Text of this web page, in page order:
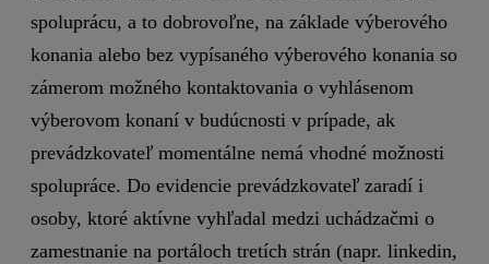
spoluprácu, a to dobrovoľne, na základe výberového
konania alebo bez vypísaného výberového konania so
zámerom možného kontaktovania o vyhlásenom
výberovom konaní v budúcnosti v prípade, ak
prevádzkovateľ momentálne nemá vhodné možnosti
spolupráce. Do evidencie prevádzkovateľ zaradí i
osoby, ktoré aktívne vyhľadal medzi uchádzačmi o
zamestnanie na portáloch tretích strán (napr. linkedin,